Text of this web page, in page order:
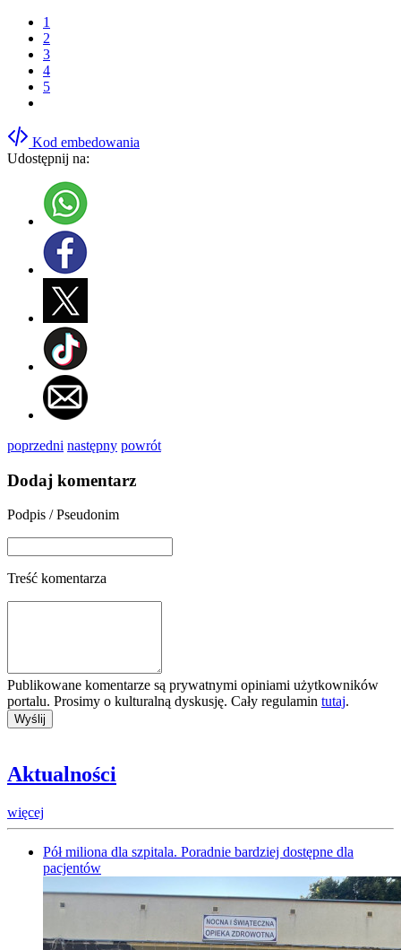
1
2
3
4
5
Kod embedowania
Udostępnij na:
poprzedni następny powrót
Dodaj komentarz
Podpis / Pseudonim
Treść komentarza
Publikowane komentarze są prywatnymi opiniami użytkowników
portalu. Prosimy o kulturalną dyskusję. Cały regulamin tutaj.
Aktualności
więcej
Pół miliona dla szpitala. Poradnie bardziej dostępne dla
pacjentów